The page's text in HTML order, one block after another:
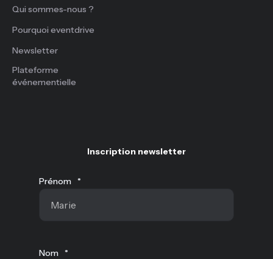
Qui sommes-nous ?
Pourquoi eventdrive
Newsletter
Plateforme
événementielle
Inscription newsletter
Prénom *
Nom *